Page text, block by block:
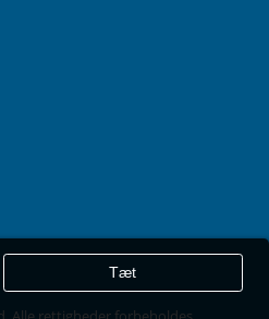
Tæt